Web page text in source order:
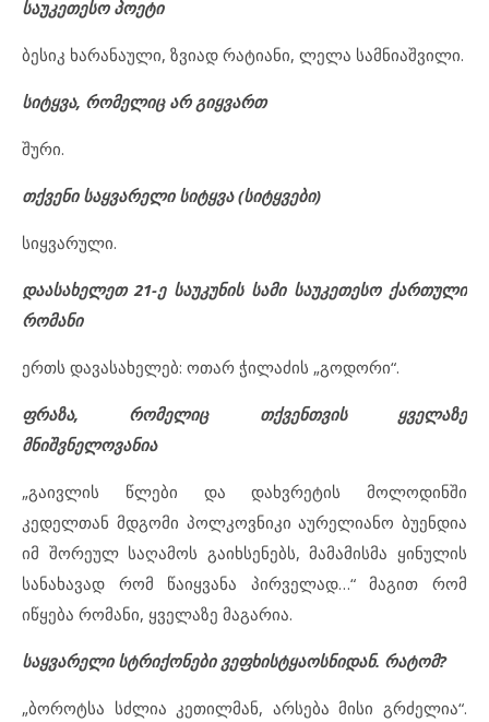
საუკეთესო პოეტი
ბესიკ ხარანაული, ზვიად რატიანი, ლელა სამნიაშვილი.
სიტყვა, რომელიც არ გიყვართ
შური.
თქვენი საყვარელი სიტყვა (სიტყვები)
სიყვარული.
დაასახელეთ 21-ე საუკუნის სამი საუკეთესო ქართული
რომანი
ერთს დავასახელებ: ოთარ ჭილაძის „გოდორი“.
ფრაზა, რომელიც თქვენთვის ყველაზე
მნიშვნელოვანია
„გაივლის წლები და დახვრეტის მოლოდინში
კედელთან მდგომი პოლკოვნიკი აურელიანო ბუენდია
იმ შორეულ საღამოს გაიხსენებს, მამამისმა ყინულის
სანახავად რომ წაიყვანა პირველად…“ მაგით რომ
იწყება რომანი, ყველაზე მაგარია.
საყვარელი სტრიქონები ვეფხისტყაოსნიდან. რატომ?
„ბოროტსა სძლია კეთილმან, არსება მისი გრძელია“.